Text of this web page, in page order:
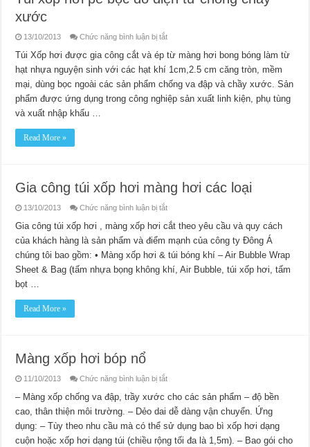
xước
13/10/2013 Chức năng bình luận bị tắtở
xốp
hơi
pe
đồ
điện
tử
Túi Xốp hơi được gia công cắt và ép từ màng hơi bong bóng làm từ
hạt nhựa nguyện sinh với các hạt khí 1cm,2.5 cm căng tròn, mềm
mại, dùng bọc ngoài các sản phẩm chống va đập và chầy xước. Sản
phẩm được ứng dụng trong công nghiệp sản xuất linh kiện, phụ tùng
và xuất nhập khẩu …
Read More »
Gia công túi xốp hơi màng hơi các loại
13/10/2013 Chức năng bình luận bị tắtở
công
túi
xốp
màng
hơi
các
Gia công túi xốp hơi , màng xốp hơi cắt theo yêu cầu và quy cách
của khách hàng là sản phẩm và điểm mạnh của công ty Đông Á
chúng tôi bao gồm: • Màng xốp hơi & túi bóng khí – Air Bubble Wrap
Sheet & Bag (tấm nhựa bọng không khí, Air Bubble, túi xốp hơi, tấm
bọt …
Read More »
Màng xốp hơi bóp nổ
11/10/2013 Chức năng bình luận bị tắtở
xốp
hơi
bóp
– Màng xốp chống va đập, trầy xước cho các sản phẩm – độ bền
cao, thân thiện môi trường. – Dẻo dai dễ dàng vận chuyển. Ứng
dụng: – Tùy theo nhu cầu mà có thể sử dụng bao bì xốp hơi dạng
cuộn hoặc xốp hơi dạng túi (chiều rộng tối đa là 1,5m). – Bao gói cho